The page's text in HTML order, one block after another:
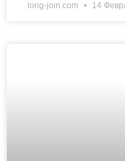
long-join.com 14